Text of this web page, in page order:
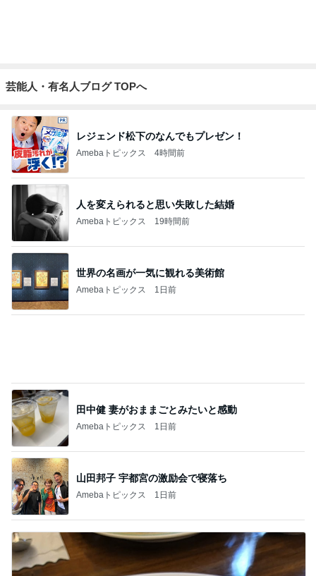
芸能人・有名人ブログ TOPへ
レジェンド松下のなんでもプレゼン！
Amebaトピックス 4時間前
人を変えられると思い失敗した結婚
Amebaトピックス 19時間前
世界の名画が一気に観れる美術館
Amebaトピックス 1日前
田中健 妻がおままごとみたいと感動
Amebaトピックス 1日前
山田邦子 宇都宮の激励会で寝落ち
Amebaトピックス 1日前